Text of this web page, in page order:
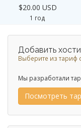
$20.00 USD
1 год
Добавить
Выберите из тариф
Мы разработали
Посмотреть